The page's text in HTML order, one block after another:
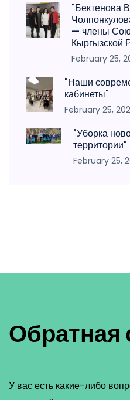
"Бектенова
— члены
Кыргызской
February 25,
"Наши
кабинеты"
February 25,
"Уборка
территории"
February 25,
Обратная
У вас есть какие-либо